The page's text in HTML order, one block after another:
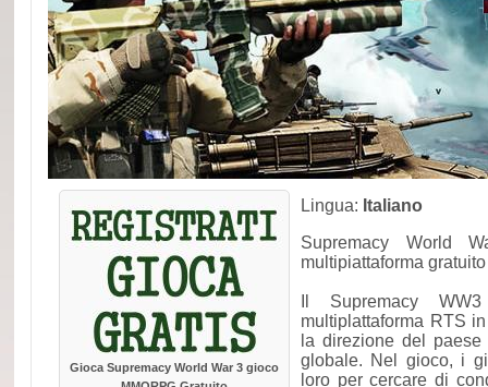
Gioca Supremacy World War 3 gioco
Lingua: Italiano
Supremacy World
multipiattaforma
Il Supremacy
multiplattaforma RTS
la direzione del
globale. Nel gioco, i
loro per cercare di